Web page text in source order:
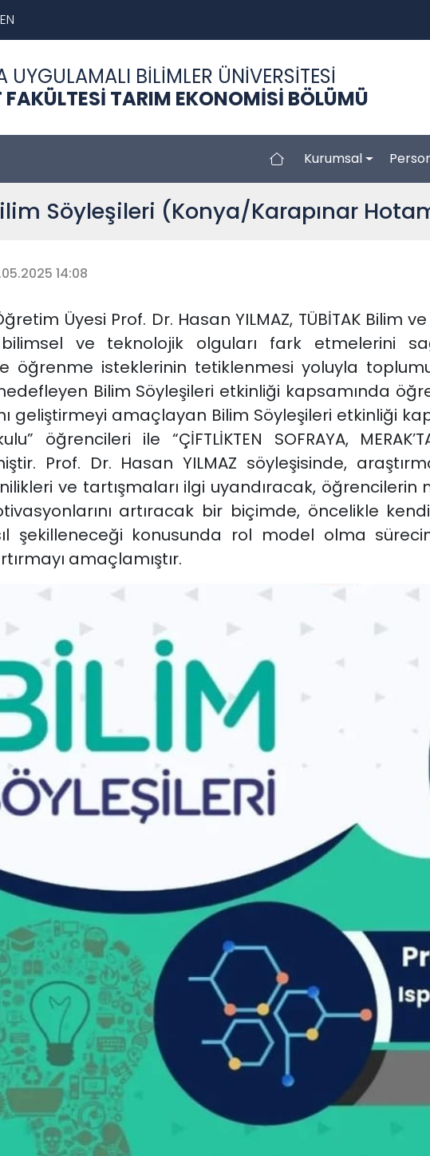
EN
UYGULAMALI BİLİMLER ÜNİVERSİTESİ
TARIM EKONOMİSİ BÖLÜMÜ
Kurumsal
Söyleşileri (Konya/Karapınar
14:08
Üyesi Prof. Dr. Hasan YILMAZ, TÜBİTAK Bilim
ve teknolojik olguları fark etmelerini
öğrenme isteklerinin tetiklenmesi yoluyla
hedefleyen Bilim Söyleşileri etkinliği kapsamında
geliştirmeyi amaçlayan Bilim Söyleşileri etkinliği
öğrencileri ile “ÇİFTLİKTEN SOFRAYA,
Prof. Dr. Hasan YILMAZ söyleşisinde,
ve tartışmaları ilgi uyandıracak, öğrencilerin
artıracak bir biçimde, öncelikle
şekilleneceği konusunda rol model olma
amaçlamıştır.